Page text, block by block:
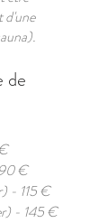
d'une
de
€
- 115 €
- 145 €